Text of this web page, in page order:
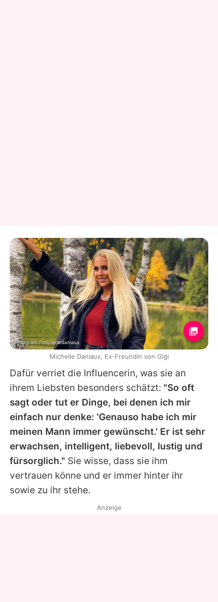
Dafür verriet die Influencerin, was sie an
ihrem Liebsten besonders schätzt: "So oft
sagt oder tut er Dinge, bei denen ich mir
einfach nur denke: 'Genauso habe ich mir
meinen Mann immer gewünscht.' Er ist sehr
erwachsen, intelligent, liebevoll, lustig und
fürsorglich." Sie wisse, dass sie ihm
vertrauen könne und er immer hinter ihr
sowie zu ihr stehe.
Instagram / michelledaniaux
Michelle Daniaux, Ex-Freundin von Gigi
Anzeige